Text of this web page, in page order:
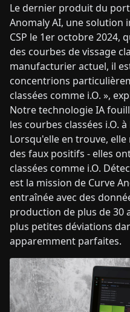
Le dernier produit du
Anomaly AI, une solution
CSP le 1er octobre 2024,
des courbes de vissage
manufacturier actuel, il
concentrions
classées comme i.O. »,
Notre technologie IA
les courbes classées i.O.
Lorsqu'elle en trouve,
des faux positifs - elles
classées comme i.O.
est la mission de Curve
entraînée avec des
production de plus de 30
plus petites déviations
apparemment parfaites.